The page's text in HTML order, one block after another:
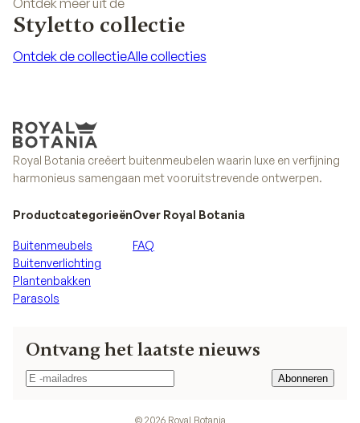
Ontdek meer uit de
Styletto collectie
Ontdek de collectieAlle collecties
Royal Botania creëert buitenmeubelen waarin luxe en verfijning
harmonieus samengaan met vooruitstrevende ontwerpen.
Ontvang het laatste nieuws
Abonneren
Abonneren
Productcategorieën
Buitenmeubels
Buitenverlichting
Plantenbakken
Parasols
Over Royal Botania
FAQ
© 2026 Royal Botania